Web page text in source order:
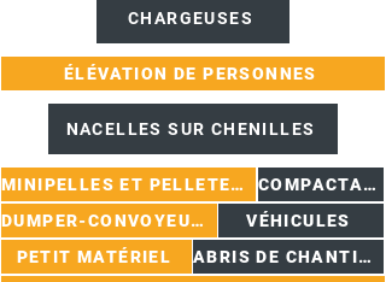
ÉLÉVATION DE PERSONNES
MINIPELLES ET PELLETEUSES
COMPACTAGE
DUMPER-CONVOYEURS
VÉHICULES
PETIT MATÉRIEL
ABRIS DE CHANTIER
NACELLES SUR CHENILLES
CHARGEUSES